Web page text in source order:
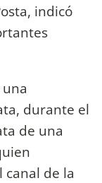
indicó
durante el
de una
de la